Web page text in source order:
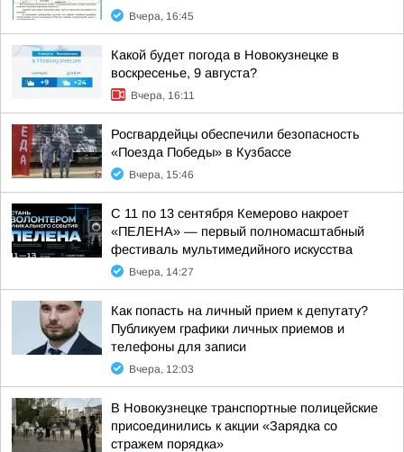
Вчера, 16:45
Какой будет погода в Новокузнецке в
воскресенье, 9 августа?
Вчера, 16:11
Росгвардейцы обеспечили безопасность
«Поезда Победы» в Кузбассе
Вчера, 15:46
С 11 по 13 сентября Кемерово накроет
«ПЕЛЕНА» — первый полномасштабный
фестиваль мультимедийного искусства
Вчера, 14:27
Как попасть на личный прием к депутату?
Публикуем графики личных приемов и
телефоны для записи
Вчера, 12:03
В Новокузнецке транспортные полицейские
присоединились к акции «Зарядка со
стражем порядка»